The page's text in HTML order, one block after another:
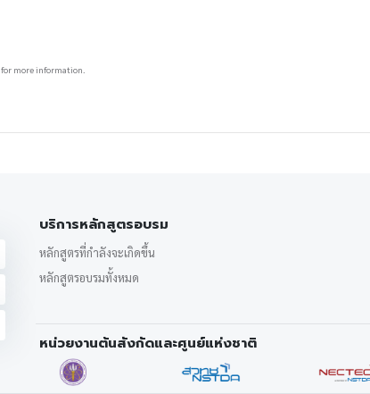
for more information.
บริการหลักสูตรอบรม
หลักสูตรที่กำลังจะเกิดขึ้น
หลักสูตรอบรมทั้งหมด
หน่วยงานต้นสังกัดและศูนย์แห่งชาติ